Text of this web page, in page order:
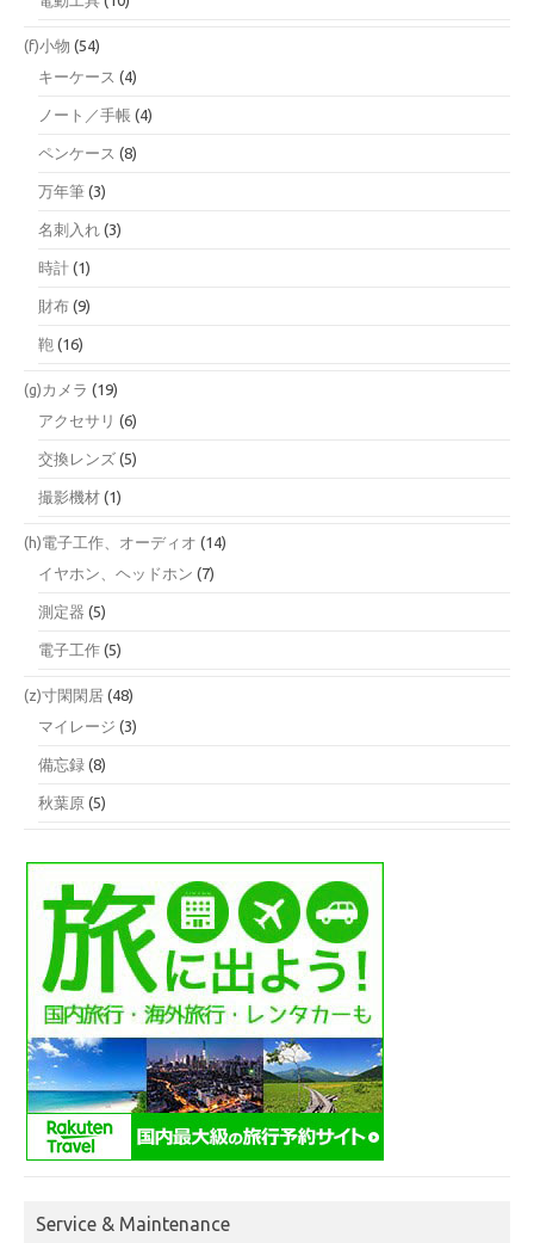
(f)小物 (54)
キーケース (4)
ノート／手帳 (4)
ペンケース (8)
万年筆 (3)
名刺入れ (3)
時計 (1)
財布 (9)
鞄 (16)
(g)カメラ (19)
アクセサリ (6)
交換レンズ (5)
撮影機材 (1)
(h)電子工作、オーディオ (14)
イヤホン、ヘッドホン (7)
測定器 (5)
電子工作 (5)
(z)寸閑閑居 (48)
マイレージ (3)
備忘録 (8)
秋葉原 (5)
Service & Maintenance